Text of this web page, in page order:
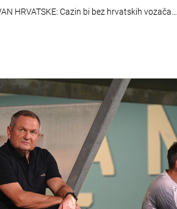
HRVATSKE: Cazin bi bez hrvatskih vozača…